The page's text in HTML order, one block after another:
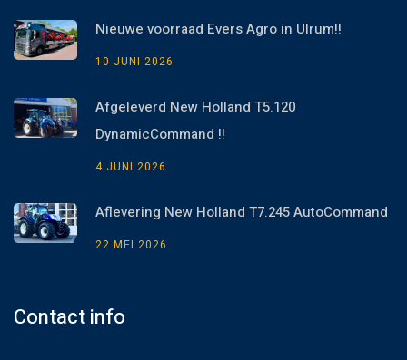
Nieuwe voorraad Evers Agro in Ulrum!!
10 JUNI 2026
Afgeleverd New Holland T5.120
DynamicCommand !!
4 JUNI 2026
Aflevering New Holland T7.245 AutoCommand
22 MEI 2026
Contact info